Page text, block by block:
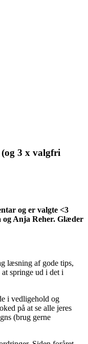
3 x valgfri
og er valgte <3
og Anja Reher. Glæder
læsning af gode tips,
springe ud i det i
i vedligehold og
på at se alle jeres
(brug gerne